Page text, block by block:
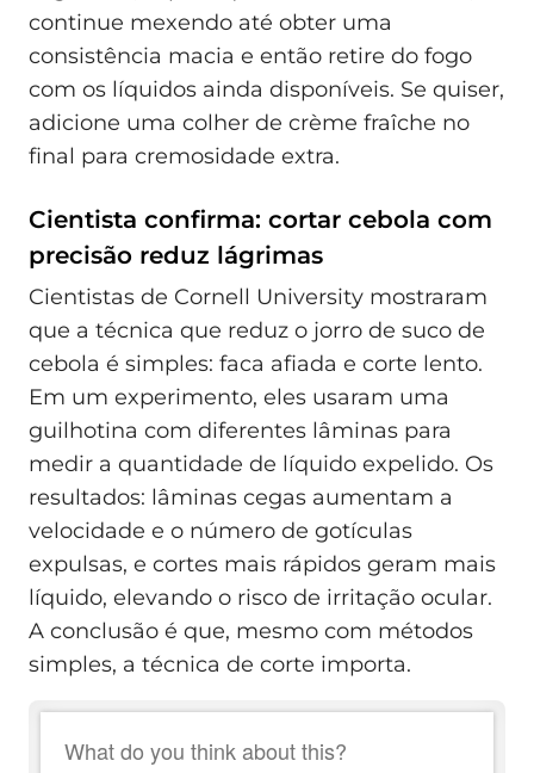
continue mexendo até obter uma
consistência macia e então retire do fogo
com os líquidos ainda disponíveis. Se quiser,
adicione uma colher de crème fraîche no
final para cremosidade extra.
Cientista confirma: cortar cebola com
precisão reduz lágrimas
Cientistas de Cornell University mostraram
que a técnica que reduz o jorro de suco de
cebola é simples: faca afiada e corte lento.
Em um experimento, eles usaram uma
guilhotina com diferentes lâminas para
medir a quantidade de líquido expelido. Os
resultados: lâminas cegas aumentam a
velocidade e o número de gotículas
expulsas, e cortes mais rápidos geram mais
líquido, elevando o risco de irritação ocular.
A conclusão é que, mesmo com métodos
simples, a técnica de corte importa.